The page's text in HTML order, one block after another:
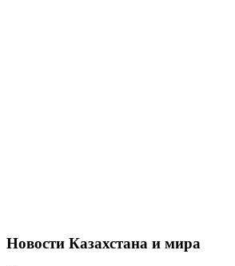
Новости Казахстана и мира